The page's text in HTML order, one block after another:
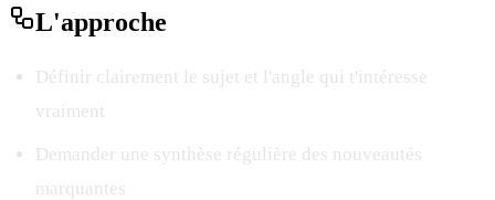
L'approche
Définir clairement le sujet et l'angle qui t'intéresse
vraiment
Demander une synthèse régulière des nouveautés
marquantes